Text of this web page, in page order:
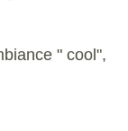
" cool",